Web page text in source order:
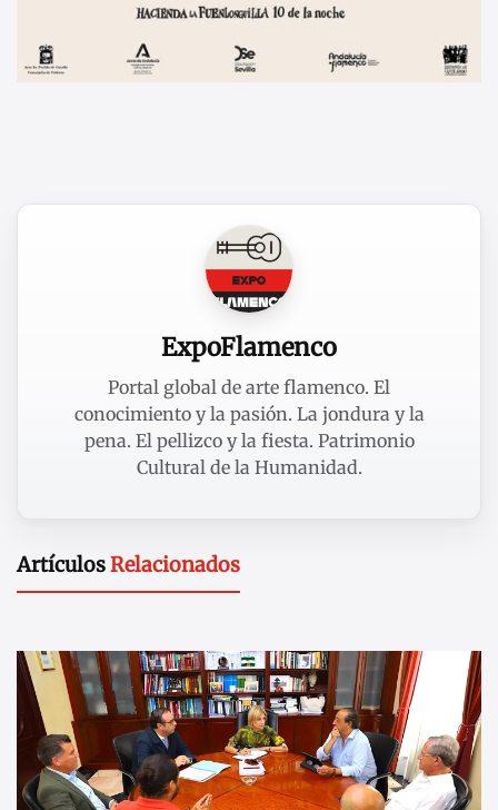
ExpoFlamenco
Portal global de arte flamenco. El
conocimiento y la pasión. La jondura y la
pena. El pellizco y la fiesta. Patrimonio
Cultural de la Humanidad.
ArtículosRelacionados